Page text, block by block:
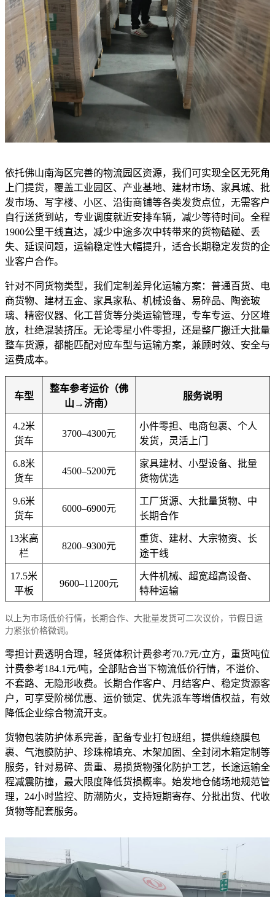
依托佛山南海区完善的物流园区资源，我们可实现全区无死角
上门提货，覆盖工业园区、产业基地、建材市场、家具城、批
发市场、写字楼、小区、沿街商铺等各类发货点位，无需客户
自行送货到站，专业调度就近安排车辆，减少等待时间。全程
1900公里干线直达，减少中途多次中转带来的货物磕碰、丢
失、延误问题，运输稳定性大幅提升，适合长期稳定发货的企
业客户合作。
针对不同货物类型，我们定制差异化运输方案：普通百货、电
商货物、建材五金、家具家私、机械设备、易碎品、陶瓷玻
璃、精密仪器、化工普货等分类运输管理，专车专运、分区堆
放，杜绝混装挤压。无论零星小件零担，还是整厂搬迁大批量
整车货源，都能匹配对应车型与运输方案，兼顾时效、安全与
运费成本。
车型
整车参考运价（佛
山→济南）
服务说明
4.2米
货车
3700–4300元
小件零担、电商包裹、个人
发货，灵活上门
6.8米
货车
4500–5200元
家具建材、小型设备、批量
货物优选
9.6米
货车
6000–6900元
工厂货源、大批量货物、中
长期合作
13米高
栏
8200–9300元
重货、建材、大宗物资、长
途干线
17.5米
平板
9600–11200元
大件机械、超宽超高设备、
特种运输
以上为市场低价行情，长期合作、大批量发货可二次议价，节假日运
力紧张价格微调。
零担计费透明合理，轻货体积计费参考70.7元/立方，重货吨位
计费参考184.1元/吨，全部贴合当下物流低价行情，不溢价、
不套路、无隐形收费。长期合作客户、月结客户、稳定货源客
户，可享受阶梯优惠、运价锁定、优先派车等增值权益，有效
降低企业综合物流开支。
货物包装防护体系完善，配备专业打包班组，提供缠绕膜包
裹、气泡膜防护、珍珠棉填充、木架加固、全封闭木箱定制等
服务，针对易碎、贵重、易损货物强化防护工艺，长途运输全
程减震防撞，最大限度降低货损概率。始发地仓储场地规范管
理，24小时监控、防潮防火，支持短期寄存、分批出货、代收
货物等配套服务。